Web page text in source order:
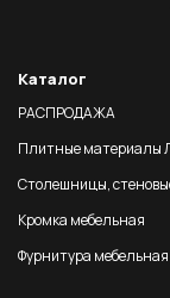
Каталог
РАСПРОДАЖА
Плитные материалы
Столешницы,
Кромка мебельная
Фурнитура мебельная